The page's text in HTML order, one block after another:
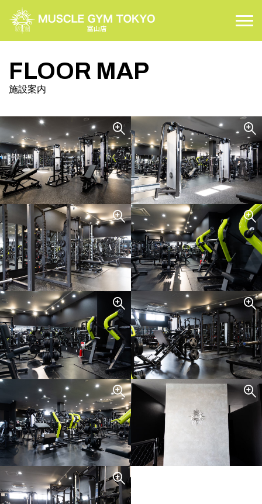
PRICE
FLOOR MAP 施設案内
ACCESS アクセス
CONTACT お問い合わせ
FLOOR MAP
施設案内